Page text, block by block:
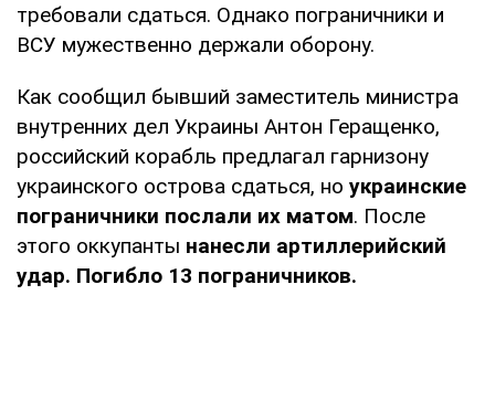
требовали сдаться. Однако пограничники и
ВСУ мужественно держали оборону.
Как сообщил бывший заместитель министра
внутренних дел Украины Антон Геращенко,
российский корабль предлагал гарнизону
украинского острова сдаться, но украинские
пограничники послали их матом. После
этого оккупанты нанесли артиллерийский
удар. Погибло 13 пограничников.